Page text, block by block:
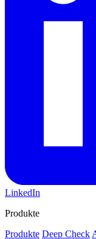
LinkedIn
Produkte
Produkte Deep Check